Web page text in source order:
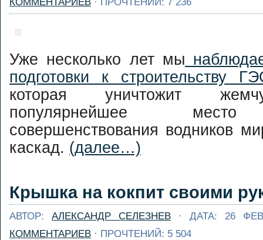
Уже несколько лет мы
подготовки к строительству
которая уничтожит
популярнейшее место
совершенствования водников
каскад. (далее…)
Крышка на кокпит своими
АВТОР: АЛЕКСАНДР СЕЛЕЗНЕВ · ДАТА: 26
КОММЕНТАРИЕВ · ПРОЧТЕНИЙ: 5 504